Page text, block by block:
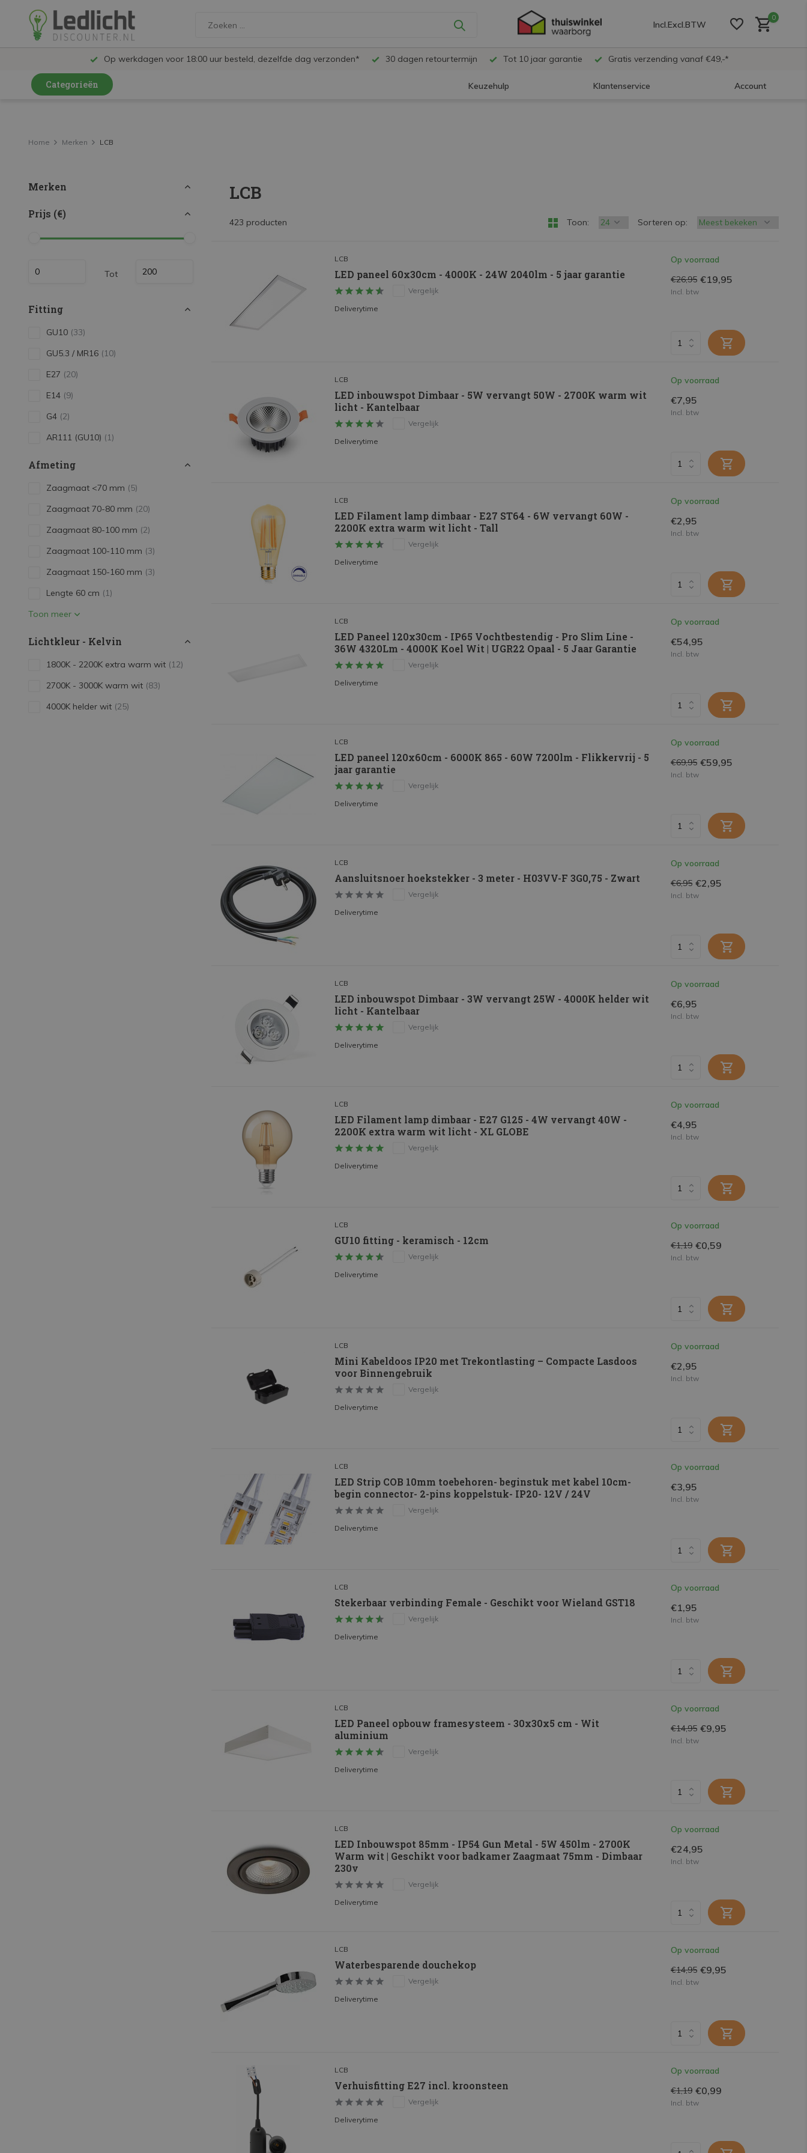
Incl.Excl.BTW
0
Op werkdagen voor 18:00 uur besteld, dezelfde dag verzonden* 30 dagen retourtermijn Tot 10 jaar garantie Gratis verzending vanaf €49,-*
Categorieën Keuzehulp Klantenservice Account
LED Railspots
LED TL
LED Plafondlampen en Wandlampen
Home Merken LCB
Merken
Prijs (€)
Tot
Fitting
GU10 (33)
GU5.3 / MR16 (10)
E27 (20)
E14 (9)
G4 (2)
AR111 (GU10) (1)
Afmeting
Zaagmaat <70 mm (5)
Zaagmaat 70-80 mm (20)
Zaagmaat 80-100 mm (2)
Zaagmaat 100-110 mm (3)
Zaagmaat 150-160 mm (3)
Lengte 60 cm (1)
Toon meer
Lichtkleur - Kelvin
1800K - 2200K extra warm wit (12)
2700K - 3000K warm wit (83)
4000K helder wit (25)
LCB
423 producten Toon: Sorteren op:
LCB
LED paneel 60x30cm - 4000K - 24W 2040lm - 5 jaar garantie
Vergelijk
Deliverytime
Op voorraad
€26,95 €19,95
Incl. btw
LCB
LED inbouwspot Dimbaar - 5W vervangt 50W - 2700K warm wit
licht - Kantelbaar
Vergelijk
Deliverytime
Op voorraad
€7,95
Incl. btw
LCB
LED Filament lamp dimbaar - E27 ST64 - 6W vervangt 60W -
2200K extra warm wit licht - Tall
Vergelijk
Deliverytime
Op voorraad
€2,95
Incl. btw
LCB
LED Paneel 120x30cm - IP65 Vochtbestendig - Pro Slim Line -
36W 4320Lm - 4000K Koel Wit | UGR22 Opaal - 5 Jaar Garantie
Vergelijk
Deliverytime
Op voorraad
€54,95
Incl. btw
LCB
LED paneel 120x60cm - 6000K 865 - 60W 7200lm - Flikkervrij - 5
jaar garantie
Vergelijk
Deliverytime
Op voorraad
€69,95 €59,95
Incl. btw
LCB
Aansluitsnoer hoekstekker - 3 meter - H03VV-F 3G0,75 - Zwart
Vergelijk
Deliverytime
Op voorraad
€6,95 €2,95
Incl. btw
LCB
LED inbouwspot Dimbaar - 3W vervangt 25W - 4000K helder wit
licht - Kantelbaar
Vergelijk
Deliverytime
Op voorraad
€6,95
Incl. btw
LCB
LED Filament lamp dimbaar - E27 G125 - 4W vervangt 40W -
2200K extra warm wit licht - XL GLOBE
Vergelijk
Deliverytime
Op voorraad
€4,95
Incl. btw
LCB
GU10 fitting - keramisch - 12cm
Vergelijk
Deliverytime
Op voorraad
€1,19 €0,59
Incl. btw
LCB
Mini Kabeldoos IP20 met Trekontlasting – Compacte Lasdoos
voor Binnengebruik
Vergelijk
Deliverytime
Op voorraad
€2,95
Incl. btw
LCB
LED Strip COB 10mm toebehoren- beginstuk met kabel 10cm-
begin connector- 2-pins koppelstuk- IP20- 12V / 24V
Vergelijk
Deliverytime
Op voorraad
€3,95
Incl. btw
LCB
Stekerbaar verbinding Female - Geschikt voor Wieland GST18
Vergelijk
Deliverytime
Op voorraad
€1,95
Incl. btw
LCB
LED Paneel opbouw framesysteem - 30x30x5 cm - Wit
aluminium
Vergelijk
Deliverytime
Op voorraad
€14,95 €9,95
Incl. btw
LCB
LED Inbouwspot 85mm - IP54 Gun Metal - 5W 450lm - 2700K
Warm wit | Geschikt voor badkamer Zaagmaat 75mm - Dimbaar
230v
Vergelijk
Deliverytime
Op voorraad
€24,95
Incl. btw
LCB
Waterbesparende douchekop
Vergelijk
Deliverytime
Op voorraad
€14,95 €9,95
Incl. btw
LCB
Verhuisfitting E27 incl. kroonsteen
Vergelijk
Deliverytime
Op voorraad
€1,19 €0,99
Incl. btw